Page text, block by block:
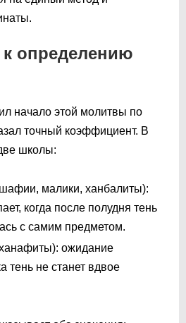
определению
начало этой молитвы по
точный коэффициент. В
школы:
малики, ханбалиты):
когда после полудня тень
с самим предметом.
ожидание
тень не станет вдвое